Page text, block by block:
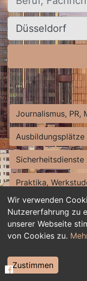
Wir verwenden
Nutzererfahrung zu
unserer Webseite
von Cookies zu.
Zustimmen
Ort, Stadt
Journalismus, PR,
Ausbildungsplätze
Sicherheitsdienste
Praktika,
Personalwesen
Hilfskräfte,
Weiterbildung,